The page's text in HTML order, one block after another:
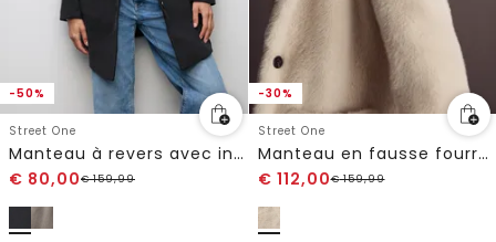
-50%
Street One
Manteau à revers avec incrustation
€ 80,00€159,99
-30%
Street One
Manteau en fausse fourrure
€ 112,00€159,99